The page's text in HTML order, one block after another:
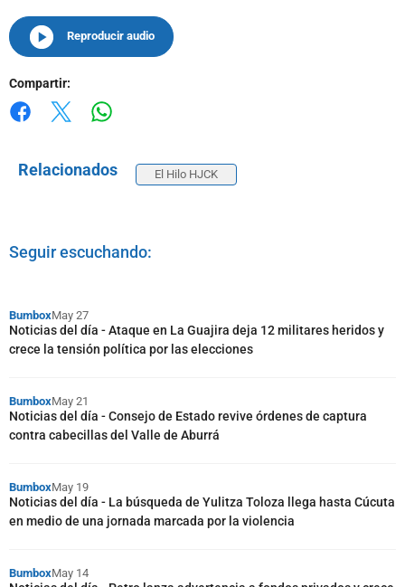
Reproducir audio
Compartir:
Relacionados El Hilo HJCK
Seguir escuchando:
BumboxMay 27
Noticias del día - Ataque en La Guajira deja 12 militares heridos y
crece la tensión política por las elecciones
BumboxMay 21
Noticias del día - Consejo de Estado revive órdenes de captura
contra cabecillas del Valle de Aburrá
BumboxMay 19
Noticias del día - La búsqueda de Yulitza Toloza llega hasta Cúcuta
en medio de una jornada marcada por la violencia
BumboxMay 14